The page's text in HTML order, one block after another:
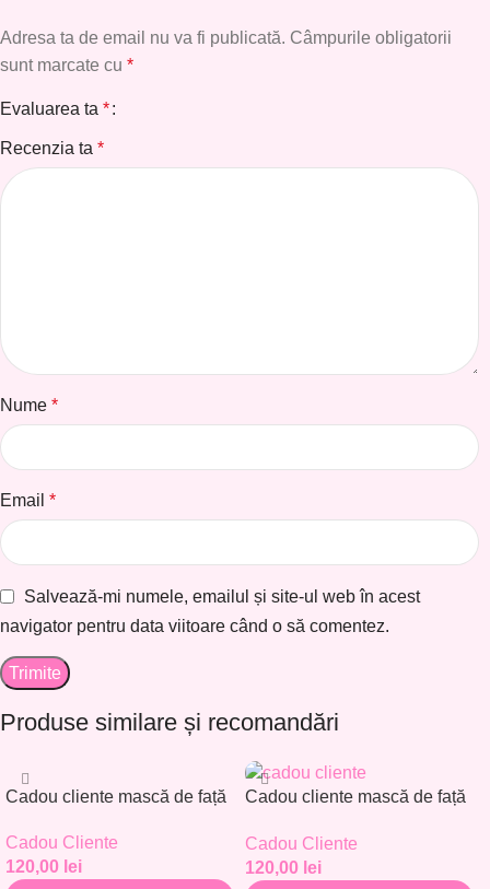
Adresa ta de email nu va fi publicată. Câmpurile obligatorii
sunt marcate cu *
Evaluarea ta *
Recenzia ta *
Nume *
Email *
Salvează-mi numele, emailul și site-ul web în acest
navigator pentru data viitoare când o să comentez.
Produse similare și recomandări
Cadou cliente mască de față
Cadou Cliente
120,00 lei
Cadou cliente mască de față
Cadou Cliente
120,00 lei